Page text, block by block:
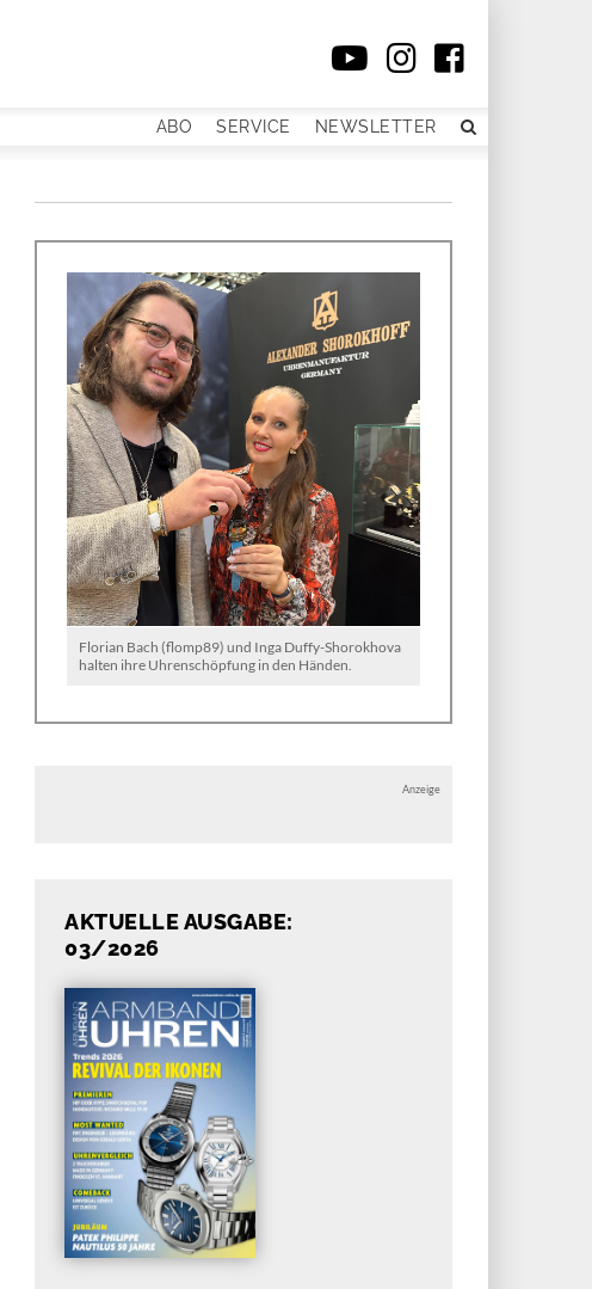
ABO SERVICE NEWSLETTER
Florian Bach (flomp89) und Inga Duffy-Shorokhova
halten ihre Uhrenschöpfung in den Händen.
Anzeige
AKTUELLE AUSGABE:
03/2026